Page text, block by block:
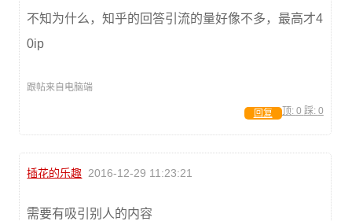
不知为什么，知乎的回答引流的量好像不多，最高才4
0ip
跟帖来自电脑端
顶: 0 踩: 0
回复
插花的乐趣 2016-12-29 11:23:21
需要有吸引别人的内容